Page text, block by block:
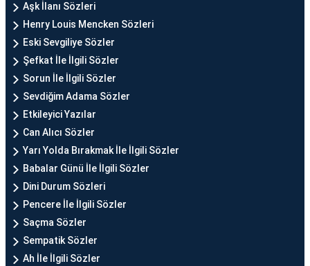
Aşk İlanı Sözleri
Henry Louis Mencken Sözleri
Eski Sevgiliye Sözler
Şefkat İle İlgili Sözler
Sorun İle İlgili Sözler
Sevdiğim Adama Sözler
Etkileyici Yazılar
Can Alıcı Sözler
Yarı Yolda Bırakmak İle İlgili Sözler
Babalar Günü İle İlgili Sözler
Dini Durum Sözleri
Pencere İle İlgili Sözler
Saçma Sözler
Sempatik Sözler
Ah İle İlgili Sözler